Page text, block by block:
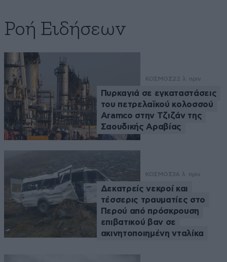
Ροή Ειδήσεων
ΚΟΣΜΟΣ22 λ. πριν
Πυρκαγιά σε εγκαταστάσεις
του πετρελαϊκού κολοσσού
Aramco στην Τζιζάν της
Σαουδικής Αραβίας
ΚΟΣΜΟΣ36 λ. πριν
Δεκατρείς νεκροί και
τέσσερις τραυματίες στο
Περού από πρόσκρουση
επιβατικού βαν σε
ακινητοποιημένη νταλίκα